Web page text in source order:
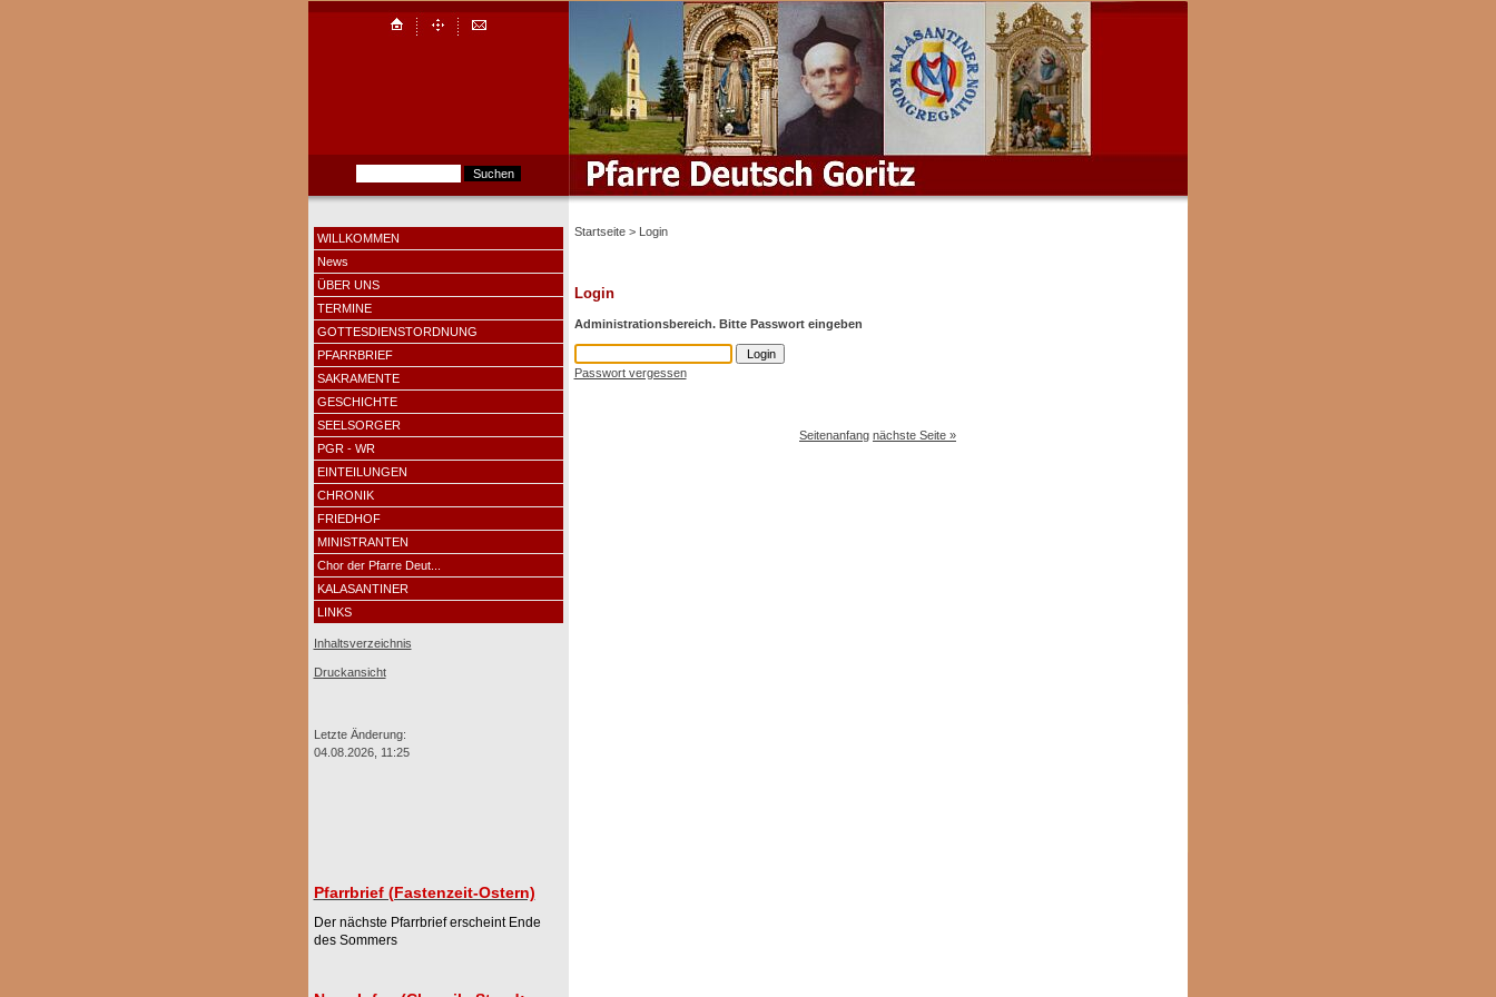
WILLKOMMEN
News
ÜBER UNS
TERMINE
GOTTESDIENSTORDNUNG
PFARRBRIEF
SAKRAMENTE
GESCHICHTE
SEELSORGER
PGR - WR
EINTEILUNGEN
CHRONIK
FRIEDHOF
MINISTRANTEN
Chor der Pfarre Deut...
KALASANTINER
LINKS
Inhaltsverzeichnis
Druckansicht
Letzte Änderung:
04.08.2026, 11:25
Pfarrbrief (Fastenzeit-Ostern)
Der nächste Pfarrbrief erscheint Ende
des Sommers
Startseite> Login
Login
Administrationsbereich. Bitte Passwort eingeben
Passwort vergessen
Seitenanfang nächste Seite »